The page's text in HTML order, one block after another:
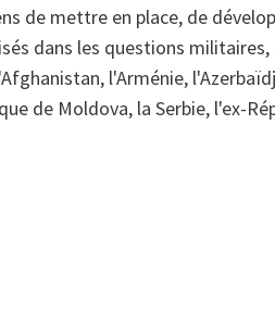
de mettre en place, de
dans les questions
l'Arménie,
de Moldova, la Serbie,